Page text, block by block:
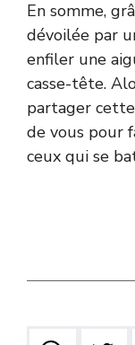
En somme,
dévoilée par
enfiler une
casse-tête.
partager
de vous pour
ceux qui se